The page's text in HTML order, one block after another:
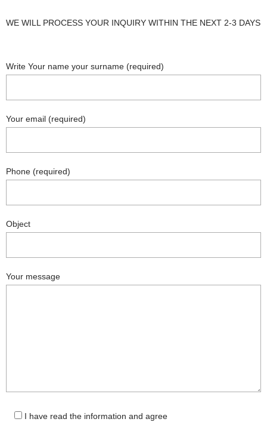
WE WILL PROCESS YOUR INQUIRY WITHIN THE NEXT 2-3 DAYS
Write Your name your surname (required)
Your email (required)
Phone (required)
Object
Your message
I have read the information and agree